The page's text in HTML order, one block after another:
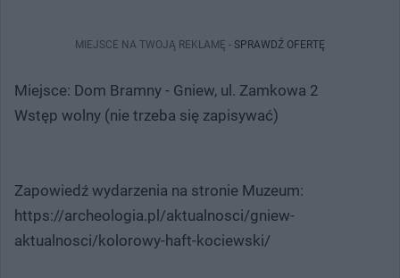
MIEJSCE NA TWOJĄ REKLAMĘ - SPRAWDŹ OFERTĘ
Miejsce: Dom Bramny - Gniew, ul. Zamkowa 2
Wstęp wolny (nie trzeba się zapisywać)
Zapowiedź wydarzenia na stronie Muzeum:
https://archeologia.pl/aktualnosci/gniew-
aktualnosci/kolorowy-haft-kociewski/